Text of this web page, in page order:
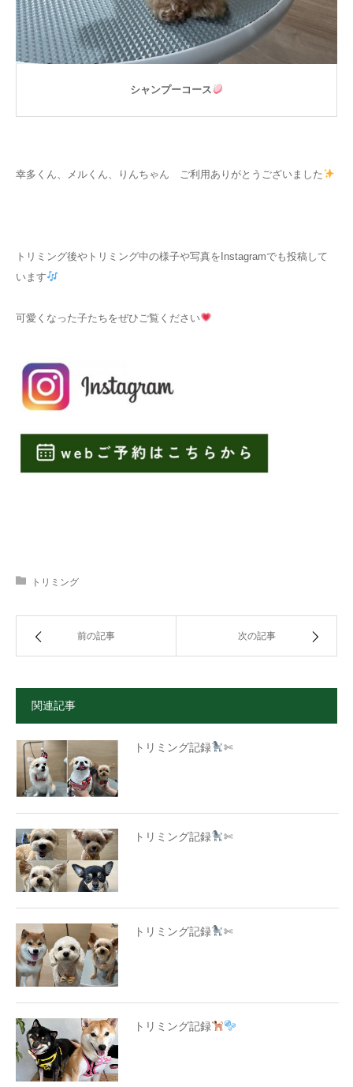
シャンプーコース
幸多くん、メルくん、りんちゃん ご利用ありがとうございました
トリミング後やトリミング中の様子や写真をInstagramでも投稿して
います
可愛くなった子たちをぜひご覧ください
トリミング
前の記事 次の記事
関連記事
トリミング記録 ✄
トリミング記録 ✄
トリミング記録 ✄
トリミング記録